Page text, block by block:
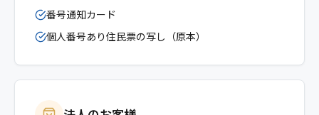
番号通知カード
個人番号あり住民票の写し（原本）